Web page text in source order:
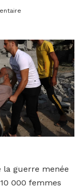
la guerre menée
000 femmes